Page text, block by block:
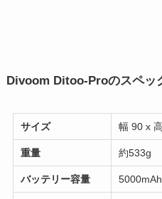
Divoom Ditoo-Proのスペッ
サイズ 幅 90 x
重量 約533g
バッテリー容量